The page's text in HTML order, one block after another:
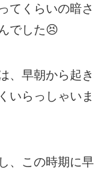
てくらいの暗さ
でした😣
、早朝から起き
いらっしゃいま
、この時期に早